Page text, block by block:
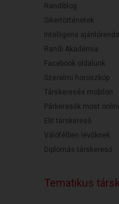
Randiblog
Sikertörténetek
Intelligens
Randi Akadémia
Facebook oldalunk
Szerelmi horoszkóp
Társkeresés mobilon
Párkeresők most
Elit társkereső
Válófélben lévőknek
Diplomás társkereső
Tematikus